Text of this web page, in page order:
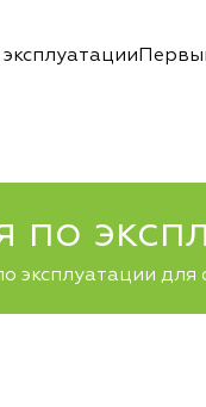
по
эксплуатации